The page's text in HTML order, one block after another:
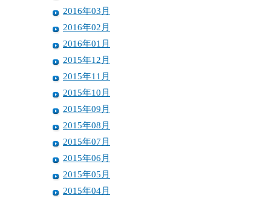
2016年03月
2016年02月
2016年01月
2015年12月
2015年11月
2015年10月
2015年09月
2015年08月
2015年07月
2015年06月
2015年05月
2015年04月